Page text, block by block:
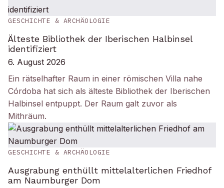
GESCHICHTE & ARCHÄOLOGIE
Älteste Bibliothek der Iberischen Halbinsel
identifiziert
6. August 2026
Ein rätselhafter Raum in einer römischen Villa nahe
Córdoba hat sich als älteste Bibliothek der Iberischen
Halbinsel entpuppt. Der Raum galt zuvor als
Mithräum.
GESCHICHTE & ARCHÄOLOGIE
Ausgrabung enthüllt mittelalterlichen Friedhof
am Naumburger Dom